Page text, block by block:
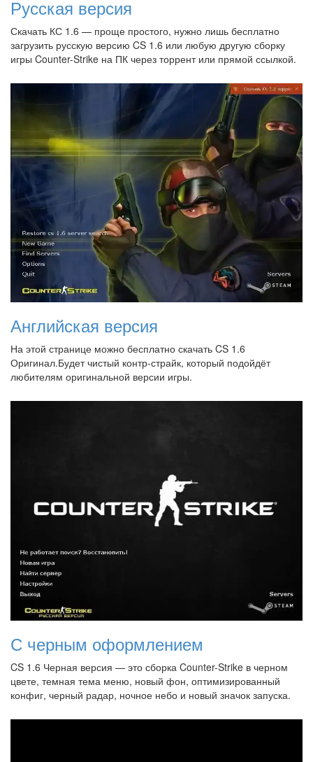
Русская версия
Скачать КС 1.6 — проще простого, нужно лишь бесплатно
загрузить русскую версию CS 1.6 или любую другую сборку
игры Counter-Strike на ПК через торрент или прямой ссылкой.
Английская версия
На этой странице можно бесплатно скачать CS 1.6
Оригинал.Будет чистый контр-страйк, который подойдёт
любителям оригинальной версии игры.
С черным оформлением
CS 1.6 Черная версия — это сборка Counter-Strike в черном
цвете, темная тема меню, новый фон, оптимизированный
конфиг, черный радар, ночное небо и новый значок запуска.